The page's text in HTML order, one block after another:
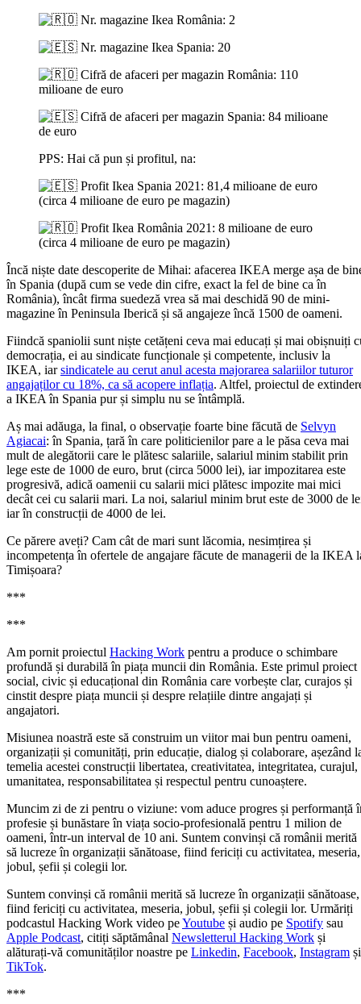
Nr. magazine Ikea România: 2
Nr. magazine Ikea Spania: 20
Cifră de afaceri per magazin România: 110
milioane de euro
Cifră de afaceri per magazin Spania: 84 milioane
de euro
PPS: Hai că pun și profitul, na:
Profit Ikea Spania 2021: 81,4 milioane de euro
(circa 4 milioane de euro pe magazin)
Profit Ikea România 2021: 8 milioane de euro
(circa 4 milioane de euro pe magazin)
Încă niște date descoperite de Mihai: afacerea IKEA merge așa de
în Spania (după cum se vede din cifre, exact la fel de bine ca în
România), încât firma suedeză vrea să mai deschidă 90 de mini-
magazine în Peninsula Iberică și să angajeze încă 1500 de oameni.
Fiindcă spaniolii sunt niște cetățeni ceva mai educați și mai obișnuiți
democrația, ei au sindicate funcționale și competente, inclusiv la
IKEA, iarsindicatele au cerut anul acesta majorarea salariilor tuturor
angajaților cu 18%, ca să acopere inflația. Altfel, proiectul de
a IKEA în Spania pur și simplu nu se întâmplă.
Aș mai adăuga, la final, o observație foarte bine făcută de Selvyn
Agiacai: în Spania, țară în care politicienilor pare a le păsa ceva mai
mult de alegătorii care le plătesc salariile, salariul minim stabilit prin
lege este de 1000 de euro, brut (circa 5000 lei), iar impozitarea este
progresivă, adică oamenii cu salarii mici plătesc impozite mai mici
decât cei cu salarii mari. La noi, salariul minim brut este de 3000 de
iar în construcții de 4000 de lei.
Ce părere aveți? Cam cât de mari sunt lăcomia, nesimțirea și
incompetența în ofertele de angajare făcute de managerii de la IKEA
Timișoara?
***
***
Am pornit proiectul Hacking Work pentru a produce o schimbare
profundă și durabilă în piața muncii din România. Este primul proiect
social, civic și educațional din România care vorbește clar, curajos și
cinstit despre piața muncii și despre relațiile dintre angajați și
angajatori.
Misiunea noastră este să construim un viitor mai bun pentru oameni,
organizații și comunități, prin educație, dialog și colaborare, așezând
temelia acestei construcții libertatea, creativitatea, integritatea, curajul,
umanitatea, responsabilitatea și respectul pentru cunoaștere.
Muncim zi de zi pentru o viziune: vom aduce progres și performanță
profesie și bunăstare în viața socio-profesională pentru 1 milion de
oameni, într-un interval de 10 ani. Suntem convinși că românii merită
să lucreze în organizații sănătoase, fiind fericiți cu activitatea, meseria,
jobul, șefii și colegii lor.
Suntem convinși că românii merită să lucreze în organizații sănătoase,
fiind fericiți cu activitatea, meseria, jobul, șefii și colegii lor. Urmăriți
podcastul Hacking Work video peYoutube și audio pe Spotify sau
Apple Podcast, citiți săptămânal Newsletterul Hacking Work și
alăturați-vă comunităților noastre pe Linkedin, Facebook, Instagram și
TikTok.
***